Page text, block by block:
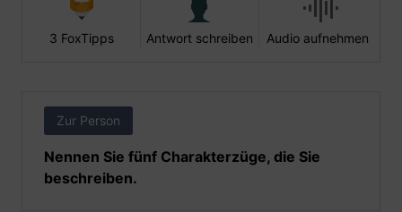
3 FoxTipps Antwort schreiben Audio aufnehmen
Zur Person
Nennen Sie fünf Charakterzüge, die Sie
beschreiben.